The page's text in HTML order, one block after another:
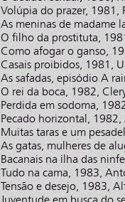
Volúpia do prazer, 1981,
As meninas de madame
O filho da prostituta,
Como afogar o ganso,
Casais proibidos, 1981,
As safadas, episódio A
O rei da boca, 1982,
Perdida em sodoma,
Pecado horizontal, 1982,
Muitas taras e um
As gatas, mulheres de
Bacanais na ilha das
Tudo na cama, 1983,
Tensão e desejo, 1983,